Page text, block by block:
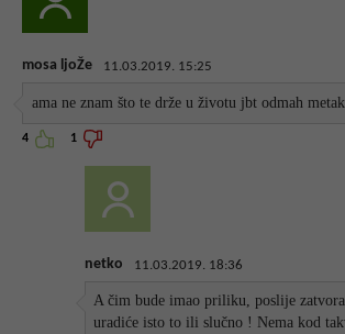
mosa ljoŽe 11.03.2019. 15:25
ama ne znam što te drže u životu jbt odmah
4 1
netko 11.03.2019. 18:36
A čim bude imao priliku, poslije
uradiće isto to ili slučno ! Nema kod